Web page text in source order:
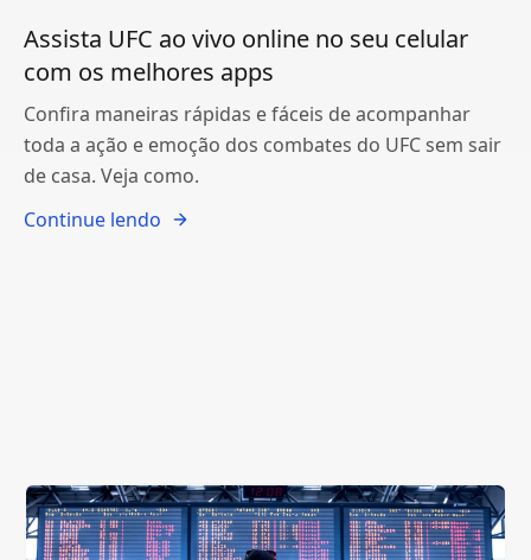
Assista UFC ao vivo online no seu celular
com os melhores apps
Confira maneiras rápidas e fáceis de acompanhar
toda a ação e emoção dos combates do UFC sem sair
de casa. Veja como.
Continue lendo